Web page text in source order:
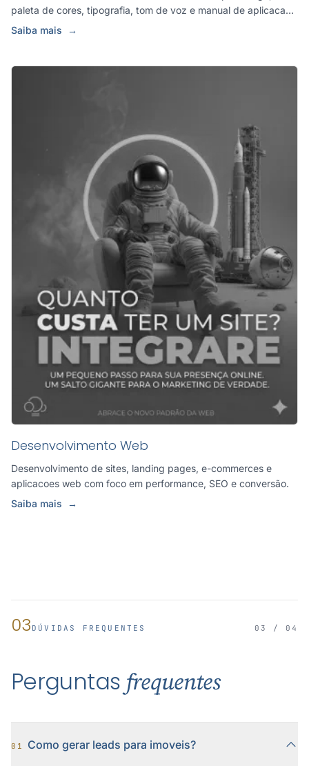
paleta de cores, tipografia, tom de voz e manual de aplicacao
par...
Saiba mais →
Desenvolvimento Web
Desenvolvimento de sites, landing pages, e-commerces e
aplicacoes web com foco em performance, SEO e conversão.
Saiba mais
→
03 DÚVIDAS FREQUENTES 03 / 04
Perguntas frequentes
01 Como gerar leads para imoveis?